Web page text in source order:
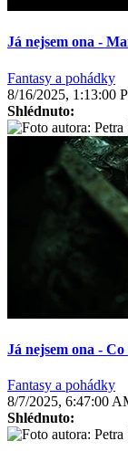
Já nejsem ona -
Fantasy a pohádky
8/16/2025, 1:13:00
Shlédnuto:
Já nejsem ona -
Fantasy a pohádky
8/7/2025, 6:47:00
Shlédnuto: